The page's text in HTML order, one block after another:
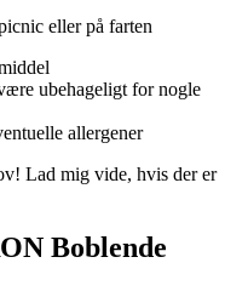
eller på farten
ubehageligt for nogle
allergener
Lad mig vide, hvis der er
Boblende